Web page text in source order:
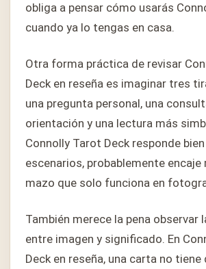
obliga a pensar cómo usarás
cuando ya lo tengas en casa.
Otra forma práctica de revisar
Deck en reseña es imaginar tres
una pregunta personal, una
orientación y una lectura más
Connolly Tarot Deck responde
escenarios, probablemente encaje
mazo que solo funciona en
También merece la pena observar
entre imagen y significado. En
Deck en reseña, una carta no tiene